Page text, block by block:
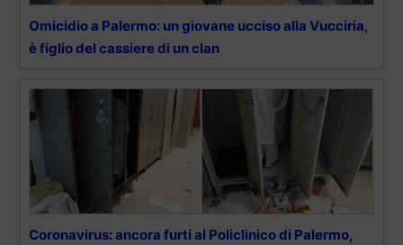
Omicidio a Palermo: un giovane ucciso alla Vucciria,
è figlio del cassiere di un clan
Coronavirus: ancora furti al Policlinico di Palermo,